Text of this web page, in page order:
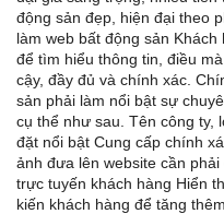
động sản đẹp, hiện đại theo
làm web bất động sản
để tìm hiểu thông tin, điều
cậy, đầy đủ và chính xác.
sản phải làm nổi bật sự
cụ thể như sau. Tên công ty,
đặt nổi bật Cung cấp chính
ảnh đưa lên website cần
trực tuyến khách hàng Hiển
kiến khách hàng để tăng